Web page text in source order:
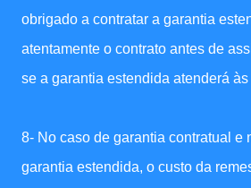
obrigado a contratar a garantia
atentamente o contrato antes de
se a garantia estendida atenderá
8- No caso de garantia contratual e
garantia estendida, o custo da